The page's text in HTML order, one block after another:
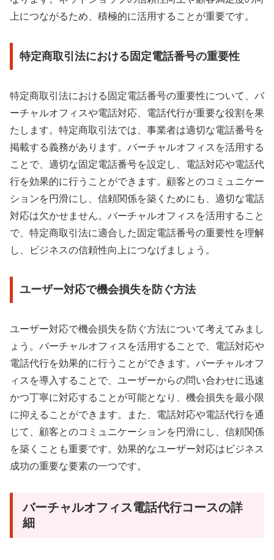
上につながるため、積極的に活用することが重要です。
特定商取引法における固定電話番号の重要性
特定商取引法における固定電話番号の重要性について、バ
ーチャルオフィスや電話対応、電話代行が重要な役割を果
たします。特定商取引法では、事業者は適切な電話番号を
掲載する義務があります。バーチャルオフィスを活用する
ことで、適切な固定電話番号を設定し、電話対応や電話代
行を効果的に行うことができます。顧客とのコミュニケー
ションを円滑にし、信頼関係を築くためにも、適切な電話
対応は欠かせません。バーチャルオフィスを活用すること
で、特定商取引法に適合した固定電話番号の重要性を理解
し、ビジネスの信頼性向上につなげましょう。
ユーザー対応で機会損失を防ぐ方法
ユーザー対応で機会損失を防ぐ方法について考えてみまし
ょう。バーチャルオフィスを活用することで、電話対応や
電話代行を効果的に行うことができます。バーチャルオフ
ィスを導入することで、ユーザーからの問い合わせに迅速
かつ丁寧に対応することが可能となり、機会損失を最小限
に抑えることができます。また、電話対応や電話代行を通
じて、顧客とのコミュニケーションを円滑にし、信頼関係
を築くことも重要です。効果的なユーザー対応はビジネス
成功の重要な要素の一つです。
バーチャルオフィス電話代行コースの詳
細